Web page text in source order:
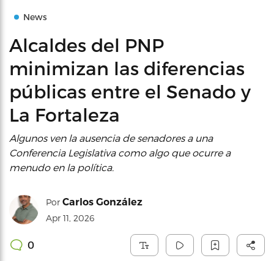
News
Alcaldes del PNP
minimizan las diferencias
públicas entre el Senado y
La Fortaleza
Algunos ven la ausencia de senadores a una
Conferencia Legislativa como algo que ocurre a
menudo en la política.
Por Carlos González
Apr 11, 2026
0